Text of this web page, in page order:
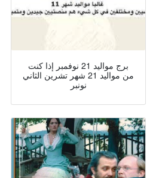
برج مواليد 21 نوفمبر إذا كنت
من مواليد 21 شهر تشرين الثاني
نونبر